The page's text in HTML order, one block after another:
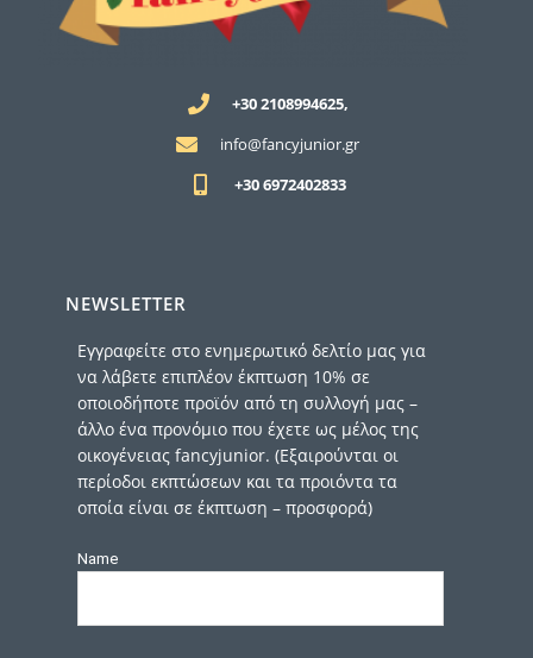
+30 2108994625,
info@fancyjunior.gr
+30 6972402833
NEWSLETTER
Εγγραφείτε στο ενημερωτικό δελτίο μας για
να λάβετε επιπλέον έκπτωση 10% σε
οποιοδήποτε προϊόν από τη συλλογή μας –
άλλο ένα προνόμιο που έχετε ως μέλος της
οικογένειας fancyjunior. (Εξαιρούνται οι
περίοδοι εκπτώσεων και τα προιόντα τα
οποία είναι σε έκπτωση – προσφορά)
Name